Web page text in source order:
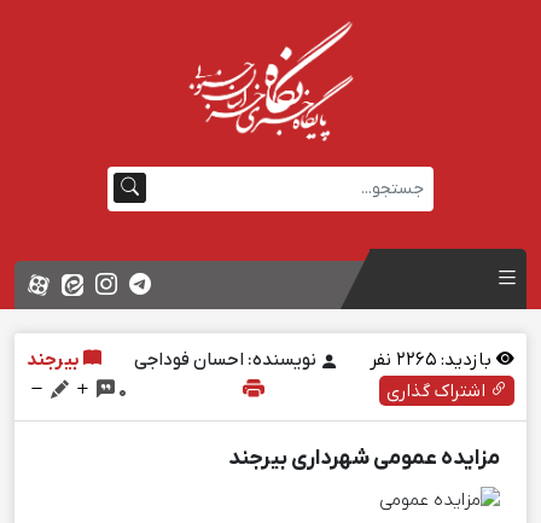
بازدید: نفر نویسنده: احسان فوداجی
بیرجند
اشتراک گذاری
0
مزایده عمومی شهرداری بیرجند